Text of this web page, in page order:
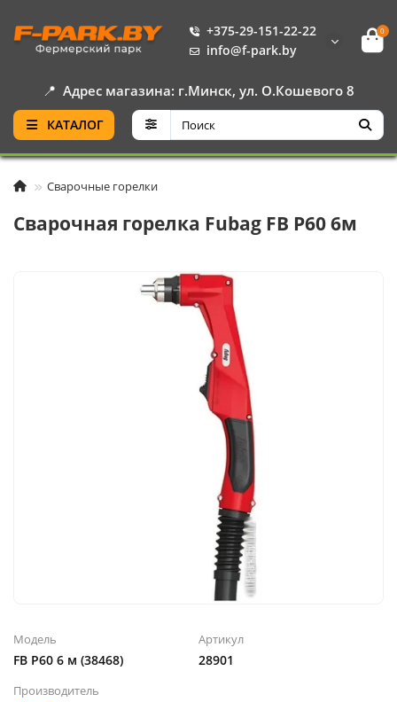
+375-29-151-22-22
info@f-park.by
0
📍 Адрес магазина: г.Минск, ул. О.Кошевого 8
КАТАЛОГ
Сварочные горелки
Сварочная горелка Fubag FB P60 6м
Модель
FB P60 6 м (38468)
Артикул
28901
Производитель